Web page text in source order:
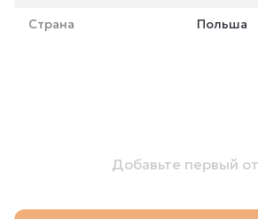
Страна Польша
Добавьте первый